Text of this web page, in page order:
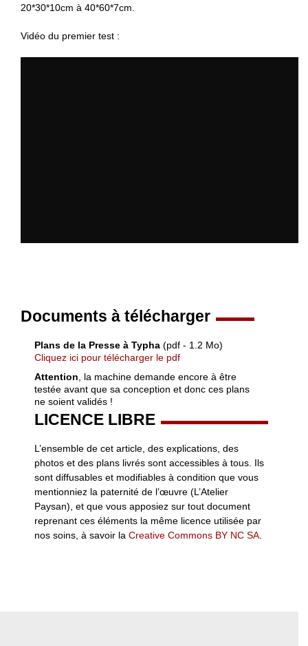
20*30*10cm à 40*60*7cm.
Vidéo du premier test :
Documents à télécharger
Plans de la Presse à Typha (pdf - 1.2 Mo)
Cliquez ici pour télécharger le pdf
Attention , la machine demande encore à être
testée avant que sa conception et donc ces plans
ne soient validés !
LICENCE LIBRE
L’ensemble de cet article, des explications, des
photos et des plans livrés sont accessibles à tous. Ils
sont diffusables et modifiables à condition que vous
mentionniez la paternité de l’œuvre (L’Atelier
Paysan), et que vous apposiez sur tout document
reprenant ces éléments la même licence utilisée par
nos soins, à savoir la Creative Commons BY NC SA.